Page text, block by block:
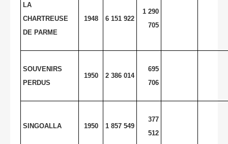
LA
CHARTREUSE
DE PARME
1948 6 151 922
1 290
705
SOUVENIRS
PERDUS
1950 2 386 014
695
706
SINGOALLA 1950 1 857 549
377
512